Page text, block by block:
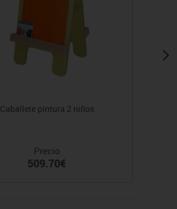
Caballete pintura 2 niños
Precio
509.70€